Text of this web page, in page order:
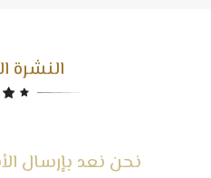
النشرة
نحن نعد بإرسال